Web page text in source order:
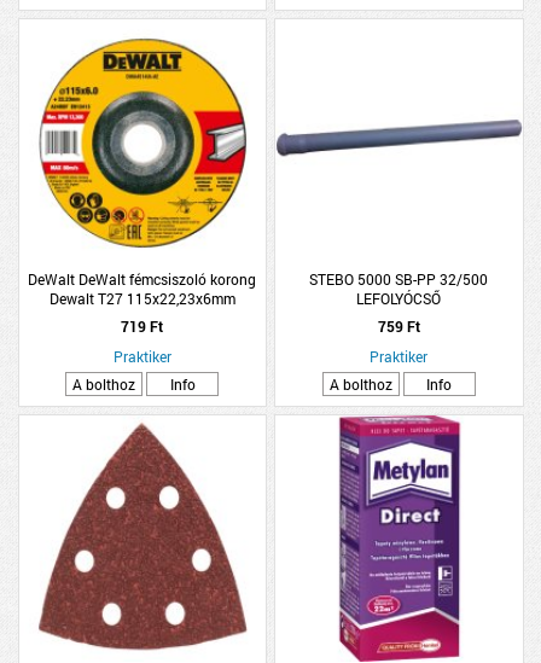
DeWalt DeWalt fémcsiszoló korong
Dewalt T27 115x22,23x6mm
719 Ft
Praktiker
A bolthoz
Info
STEBO 5000 SB-PP 32/500
LEFOLYÓCSŐ
759 Ft
Praktiker
A bolthoz
Info